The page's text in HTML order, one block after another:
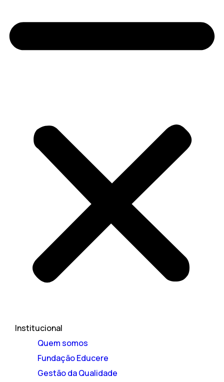
Institucional
Quem somos
Fundação Educere
Gestão da Qualidade